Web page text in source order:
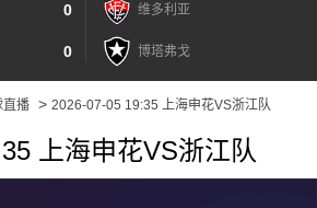
0
0
维多利亚
博塔弗戈
直播> 2026-07-05 19:35 上海申花VS浙江队
上海申花VS浙江队